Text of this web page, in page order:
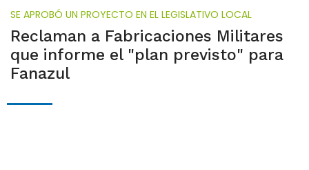
SE APROBÓ UN PROYECTO EN EL LEGISLATIVO LOCAL
Reclaman a Fabricaciones Militares
que informe el "plan previsto" para
Fanazul